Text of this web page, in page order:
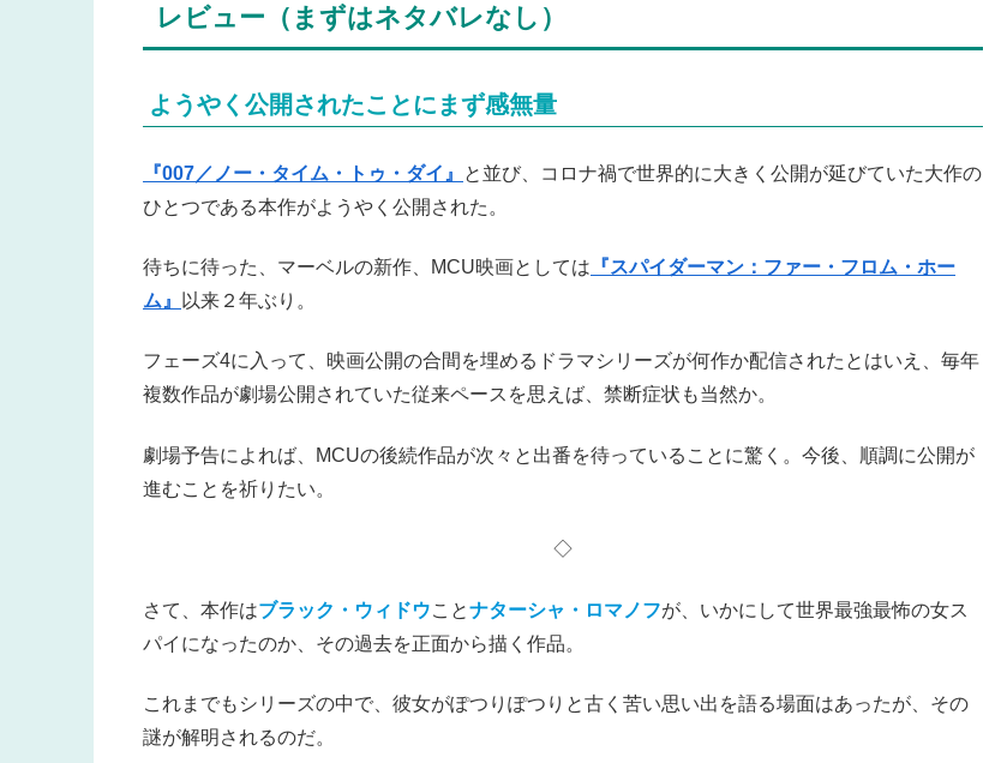
レビュー（まずはネタバレなし）
ようやく公開されたことにまず感無量
『007／ノー・タイム・トゥ・ダイ』
と並び、コロナ禍で世界的に大きく公開が延びていた大作の
ひとつである本作がようやく公開された。
待ちに待った、マーベルの新作、MCU映画としては 『スパイダーマン：ファー・フロム・ホー
ム』
以来２年ぶり。
フェーズ4に入って、映画公開の合間を埋めるドラマシリーズが何作か配信されたとはいえ、毎年
複数作品が劇場公開されていた従来ペースを思えば、禁断症状も当然か。
劇場予告によれば、MCUの後続作品が次々と出番を待っていることに驚く。今後、順調に公開が
進むことを祈りたい。
◇
さて、本作はブラック・ウィドウことナターシャ・ロマノフが、いかにして世界最強最怖の女ス
パイになったのか、その過去を正面から描く作品。
これまでもシリーズの中で、彼女がぽつりぽつりと古く苦い思い出を語る場面はあったが、その
謎が解明されるのだ。